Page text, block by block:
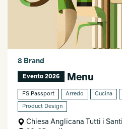
8 Brand
Evento 2026 Menu
FS Passport Arredo Cucina
Product Design
Chiesa Anglicana Tutti i